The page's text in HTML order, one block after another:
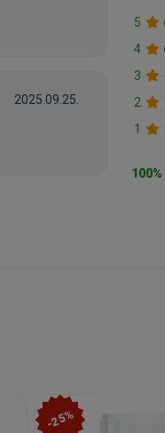
5
4
3
2
1
100%
2025.09.25.
-25%